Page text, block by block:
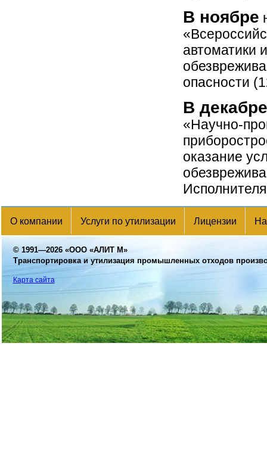
В ноябре
автоматики
опасности
В декабре
«Научно-
оказание
О компании Услуги по утилизации Лицензии
© 1991—2026 «ООО «АЛИТ М»
Транспортировка и утилизация промышленных отходов
Карта сайта